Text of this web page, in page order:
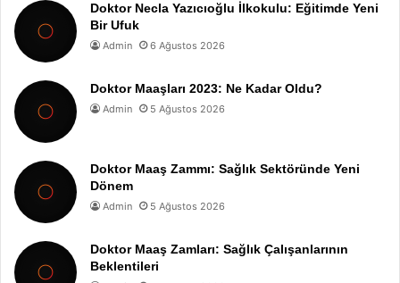
Doktor Necla Yazıcıoğlu İlkokulu: Eğitimde Yeni
Bir Ufuk
Admin 6 Ağustos 2026
Doktor Maaşları 2023: Ne Kadar Oldu?
Admin 5 Ağustos 2026
Doktor Maaş Zammı: Sağlık Sektöründe Yeni
Dönem
Admin 5 Ağustos 2026
Doktor Maaş Zamları: Sağlık Çalışanlarının
Beklentileri